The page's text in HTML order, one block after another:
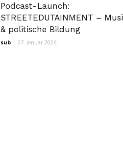
Podcast-Launch:
STREETEDUTAINMENT –
& politische Bildung
sub - 27. Januar 2026